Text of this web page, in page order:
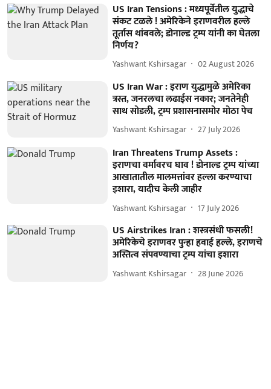
US Iran Tensions : मध्यपूर्वेतील युद्धाचे
संकट टळले ! अमेरिकेने इराणवरील हल्ले
तूर्तास थांबवले; डोनाल्ड ट्रम्प यांनी का घेतला
निर्णय?
Yashwant Kshirsagar 02 August 2026
US Iran War : इराण युद्धामुळे अमेरिका
त्रस्त, जनरलचा लढाईस नकार; जनतेनेही
साथ सोडली, ट्रम्प प्रशासनासमोर मोठा पेच
Yashwant Kshirsagar 27 July 2026
Iran Threatens Trump Assets :
इराणचा वर्मावरच घाव ! डोनाल्ड ट्रम्प यांच्या
आखातातील मालमत्तांवर हल्ला करण्याचा
इशारा, यादीच केली जाहीर
Yashwant Kshirsagar 17 July 2026
US Airstrikes Iran : शस्त्रसंधी फसली!
अमेरिकेचे इराणवर पुन्हा हवाई हल्ले, इराणचे
अस्तित्व संपवण्याचा ट्रम्प यांचा इशारा
Yashwant Kshirsagar 28 June 2026